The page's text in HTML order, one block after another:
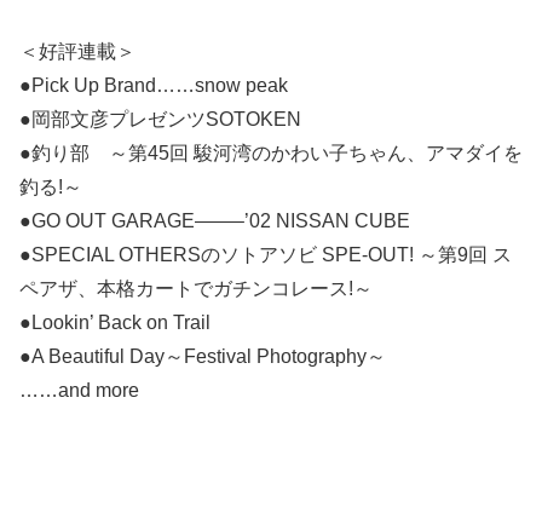
＜好評連載＞
●Pick Up Brand……snow peak
●岡部文彦プレゼンツSOTOKEN
●釣り部 ～第45回 駿河湾のかわい子ちゃん、アマダイを
釣る!～
●GO OUT GARAGE——–’02 NISSAN CUBE
●SPECIAL OTHERSのソトアソビ SPE-OUT! ～第9回 ス
ペアザ、本格カートでガチンコレース!～
●Lookin’ Back on Trail
●A Beautiful Day～Festival Photography～
……and more